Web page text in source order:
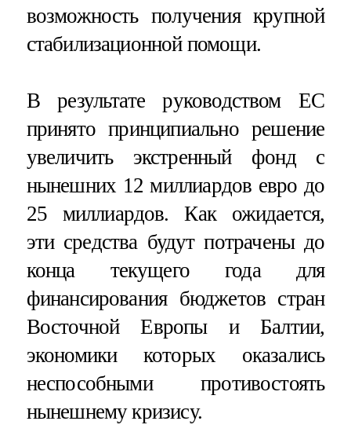
возможность получения крупной
стабилизационной помощи.
В результате руководством ЕС
принято принципиально решение
увеличить экстренный фонд с
нынешних 12 миллиардов евро до
25 миллиардов. Как ожидается,
эти средства будут потрачены до
конца текущего года для
финансирования бюджетов стран
Восточной Европы и Балтии,
экономики которых оказались
неспособными противостоять
нынешнему кризису.